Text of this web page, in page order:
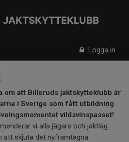
Logga in
JAKTSKYTTEKLUBB
om att Billeruds jaktskytteklubb är
i Sverige som fått utbildning
vildsvinspasset!
vi alla jägare och jaktlag
att skjuta det nyframtagna